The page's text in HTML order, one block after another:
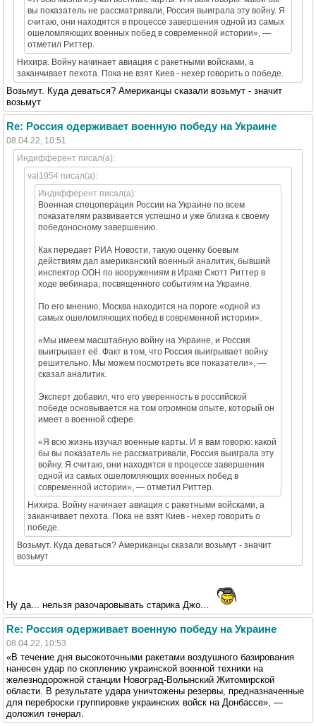
вы показатель не рассматривали, Россия выиграла эту войну. Я
считаю, они находятся в процессе завершения одной из самых
ошеломляющих военных побед в современной истории», —
отметил Риттер.
Нихира. Войну начинает авиация с ракетными войсками, а
заканчивает пехота. Пока не взят Киев - нехер говорить о победе.
Возьмут. Куда деваться? Американцы сказали возьмут - значит
возьмут
Re: Россия одерживает военную победу на Украине
08.04.22, 10:51
Индифферент писал(а):
val1954 писал(а):
Индифферент писал(а):
Военная спецоперация России на Украине по всем
показателям развивается успешно и уже близка к своему
победоносному завершению.
Как передает РИА Новости, такую оценку боевым
действиям дал американский военный аналитик, бывший
инспектор ООН по вооружениям в Ираке Скотт Риттер в
ходе вебинара, посвященного событиям на Украине.
По его мнению, Москва находится на пороге «одной из
самых ошеломляющих побед в современной истории».
«Мы имеем масштабную войну на Украине, и Россия
выигрывает её. Факт в том, что Россия выигрывает войну
решительно. Мы можем посмотреть все показатели», —
сказал аналитик.
Эксперт добавил, что его уверенность в российской
победе основывается на том огромном опыте, который он
имеет в военной сфере.
«Я всю жизнь изучал военные карты. И я вам говорю: какой
бы вы показатель не рассматривали, Россия выиграла эту
войну. Я считаю, они находятся в процессе завершения
одной из самых ошеломляющих военных побед в
современной истории», — отметил Риттер.
Нихира. Войну начинает авиация с ракетными войсками, а
заканчивает пехота. Пока не взят Киев - нехер говорить о
победе.
Возьмут. Куда деваться? Американцы сказали возьмут - значит
возьмут
Ну да... нельзя разочаровывать старика Джо...
Re: Россия одерживает военную победу на Украине
08.04.22, 10:53
«В течение дня высокоточными ракетами воздушного базирования
нанесен удар по скоплению украинской военной техники на
железнодорожной станции Новоград-Волынский Житомирской
области. В результате удара уничтожены резервы, предназначенные
для переброски группировке украинских войск на Донбассе», —
доложил генерал.